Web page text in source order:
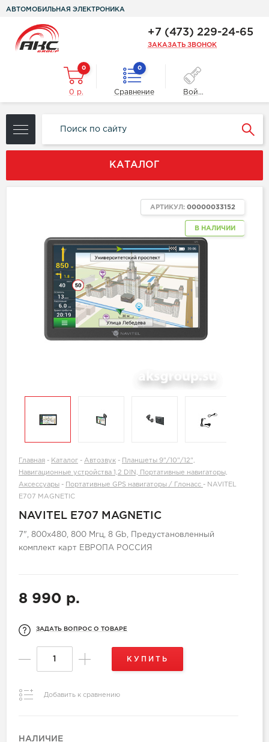
АВТОМОБИЛЬНАЯ ЭЛЕКТРОНИКА
+7 (473) 229-24-65
ЗАКАЗАТЬ ЗВОНОК
0
0 р.
0
Сравнение Войти
КАТАЛОГ
В НАЛИЧИИ
АРТИКУЛ: 00000033152
Главная - Каталог - Автозвук -
Планшеты 9"/10"/12",
Навигационные устройства 1,2 DIN, Портативные навигаторы,
Аксессуары - Портативные GPS навигаторы / Глонасс - NAVITEL
E707 MAGNETIC
NAVITEL E707 MAGNETIC
7", 800x480, 800 Мгц, 8 Gb, Предустановленный
комплект карт ЕВРОПА РОССИЯ
8 990 р.
ЗАДАТЬ ВОПРОС О ТОВАРЕ
КУПИТЬ
Добавить к сравнению
НАЛИЧИЕ